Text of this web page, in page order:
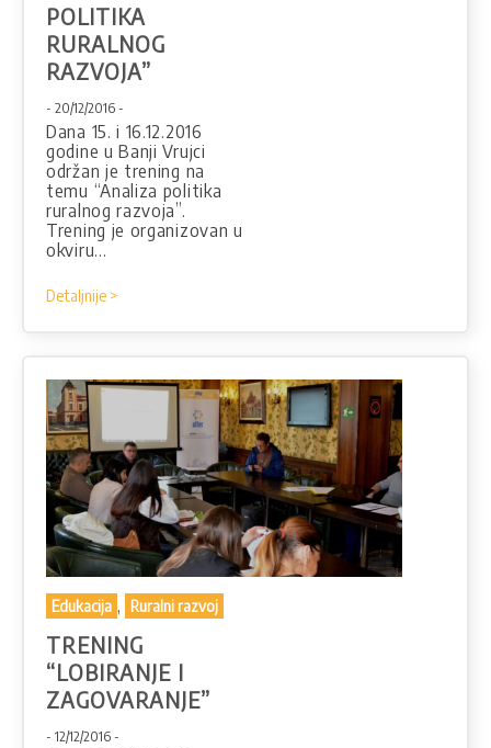
POLITIKA
RURALNOG
RAZVOJA”
- 20/12/2016 -
Dana 15. i 16.12.2016
godine u Banji Vrujci
održan je trening na
temu “Analiza politika
ruralnog razvoja”.
Trening je organizovan u
okviru…
Detaljnije >
Edukacija , Ruralni razvoj
TRENING
“LOBIRANJE I
ZAGOVARANJE”
- 12/12/2016 -